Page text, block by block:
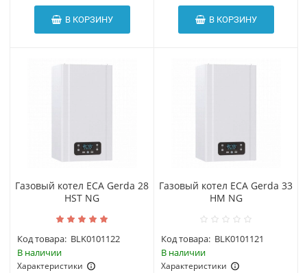
В КОРЗИНУ В КОРЗИНУ
Газовый котел ECA Gerda 28
HST NG
Код товара: BLK0101122
В наличии
Характеристики
Газовый котел ECA Gerda 33
HM NG
Код товара: BLK0101121
В наличии
Характеристики